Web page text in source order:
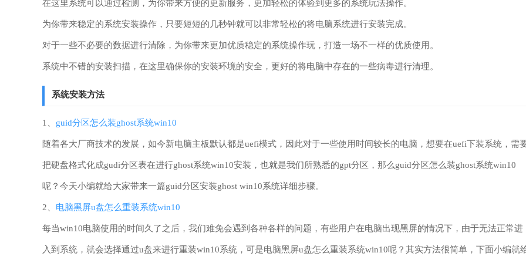
在这里系统可以通过检测，为你带来方便的更新服务，更加轻松的体验到更多的系统玩法操作。
为你带来稳定的系统安装操作，只要短短的几秒钟就可以非常轻松的将电脑系统进行安装完成。
对于一些不必要的数据进行清除，为你带来更加优质稳定的系统操作玩，打造一场不一样的优质使用。
系统中不错的安装扫描，在这里确保你的安装环境的安全，更好的将电脑中存在的一些病毒进行清理。
系统安装方法
1、 guid分区怎么装ghost系统win10
随着各大厂商技术的发展，如今新电脑主板默认都是uefi模式，因此对于一些使用时间较长的电脑，想要在uefi下装系统，需
把硬盘格式化成gudi分区表在进行ghost系统win10安装，也就是我们所熟悉的gpt分区，那么guid分区怎么装ghost系统win10
呢？今天小编就给大家带来一篇guid分区安装ghost win10系统详细步骤。
2、 电脑黑屏u盘怎么重装系统win10
每当win10电脑使用的时间久了之后，我们难免会遇到各种各样的问题，有些用户在电脑出现黑屏的情况下，由于无法正常进
入到系统，就会选择通过u盘来进行重装win10系统，可是电脑黑屏u盘怎么重装系统win10呢？其实方法很简单，下面小编就